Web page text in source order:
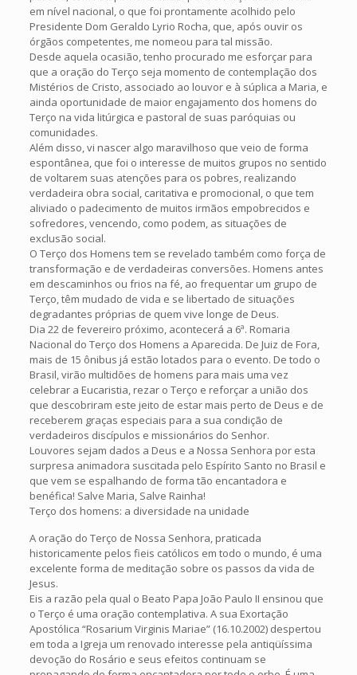
em nível nacional, o que foi prontamente acolhido pelo
Presidente Dom Geraldo Lyrio Rocha, que, após ouvir os
órgãos competentes, me nomeou para tal missão.
Desde aquela ocasião, tenho procurado me esforçar para
que a oração do Terço seja momento de contemplação dos
Mistérios de Cristo, associado ao louvor e à súplica a Maria, e
ainda oportunidade de maior engajamento dos homens do
Terço na vida litúrgica e pastoral de suas paróquias ou
comunidades.
Além disso, vi nascer algo maravilhoso que veio de forma
espontânea, que foi o interesse de muitos grupos no sentido
de voltarem suas atenções para os pobres, realizando
verdadeira obra social, caritativa e promocional, o que tem
aliviado o padecimento de muitos irmãos empobrecidos e
sofredores, vencendo, como podem, as situações de
exclusão social.
O Terço dos Homens tem se revelado também como força de
transformação e de verdadeiras conversões. Homens antes
em descaminhos ou frios na fé, ao frequentar um grupo de
Terço, têm mudado de vida e se libertado de situações
degradantes próprias de quem vive longe de Deus.
Dia 22 de fevereiro próximo, acontecerá a 6ª. Romaria
Nacional do Terço dos Homens a Aparecida. De Juiz de Fora,
mais de 15 ônibus já estão lotados para o evento. De todo o
Brasil, virão multidões de homens para mais uma vez
celebrar a Eucaristia, rezar o Terço e reforçar a união dos
que descobriram este jeito de estar mais perto de Deus e de
receberem graças especiais para a sua condição de
verdadeiros discípulos e missionários do Senhor.
Louvores sejam dados a Deus e a Nossa Senhora por esta
surpresa animadora suscitada pelo Espírito Santo no Brasil e
que vem se espalhando de forma tão encantadora e
benéfica! Salve Maria, Salve Rainha!
Terço dos homens: a diversidade na unidade
A oração do Terço de Nossa Senhora, praticada
historicamente pelos fieis católicos em todo o mundo, é uma
excelente forma de meditação sobre os passos da vida de
Jesus.
Eis a razão pela qual o Beato Papa João Paulo II ensinou que
o Terço é uma oração contemplativa. A sua Exortação
Apostólica “Rosarium Virginis Mariae” (16.10.2002) despertou
em toda a Igreja um renovado interesse pela antiqüíssima
devoção do Rosário e seus efeitos continuam se